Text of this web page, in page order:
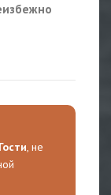
Гости, не